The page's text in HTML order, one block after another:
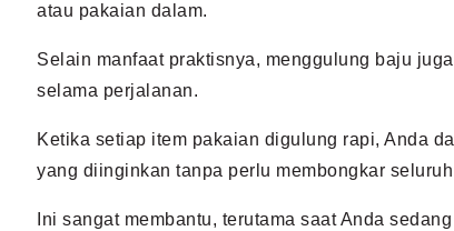
atau pakaian dalam.
Selain manfaat praktisnya, menggulung baju
selama perjalanan.
Ketika setiap item pakaian digulung rapi, Anda
yang diinginkan tanpa perlu membongkar
Ini sangat membantu, terutama saat Anda